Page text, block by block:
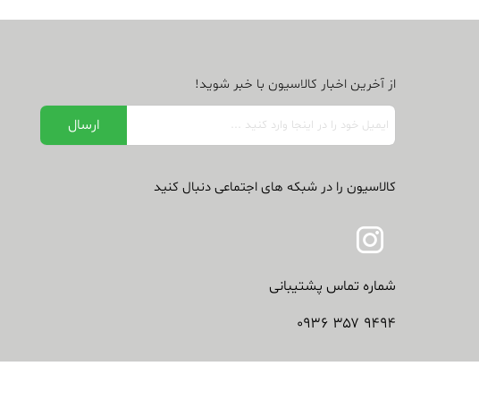
از آخرین اخبار کالاسیون با خبر شوید!
کالاسیون را در شبکه های اجتماعی دنبال کنید
شماره تماس پشتیبانی
۹۴۹۴ ۳۵۷ ۰۹۳۶